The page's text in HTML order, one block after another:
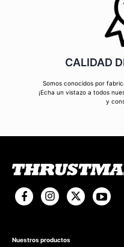
CALIDAD
Somos conocidos por
¡Echa un vistazo a todos
y
Nuestros productos